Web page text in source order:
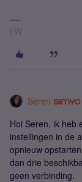
LW
Seren
Hoi Seren, ik heb
instellingen in de
opnieuw
dan drie
geen verbinding.